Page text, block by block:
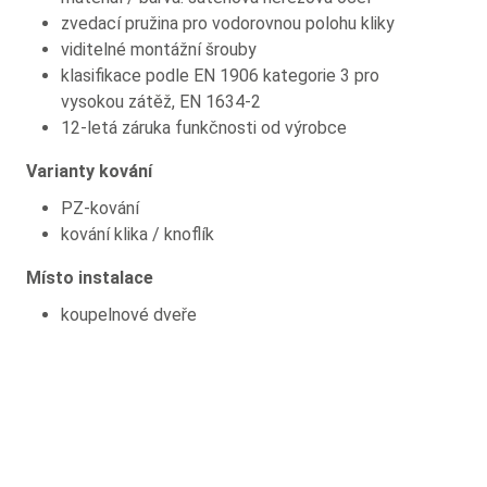
zvedací pružina pro vodorovnou polohu kliky
viditelné montážní šrouby
klasifikace podle EN 1906 kategorie 3 pro
vysokou zátěž, EN 1634-2
12-letá záruka funkčnosti od výrobce
Varianty kování
PZ-kování
kování klika / knoflík
Místo instalace
koupelnové dveře